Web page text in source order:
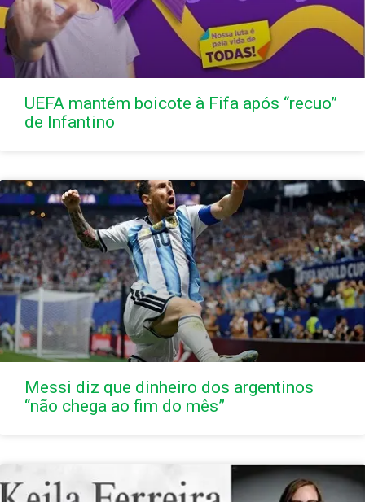
UEFA mantém boicote à Fifa após “recuo”
de Infantino
Messi diz que dinheiro dos argentinos
“não chega ao fim do mês”